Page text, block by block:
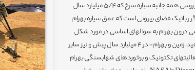
Transport یک لَندِر بر روی بهرام است که به منظور نخستین بررسی همه جانبه سیاره سرخ که 5/4 میلیارد سال
فضای بیرونی است که عمق سیاره بهرام
درون بهرام به سوالهای اساسی در مورد شکل
گیریِ نخستینِ سیاره های سنگیِ منظومۀ خورشیدی- تیر، ناهید، زمین و بهرام- در 4 میلیارد سال پیش و نیز سایر
تکتونیک و برخوردهای شهابسنگی بهرام